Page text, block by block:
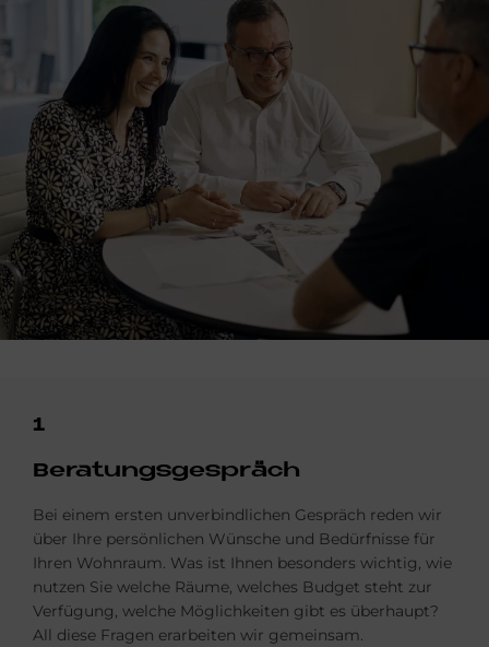
1
Be­ra­tungs­ge­spräch
Bei einem ersten unverbindlichen Gespräch reden wir
über Ihre persönlichen Wünsche und Bedürfnisse für
Ihren Wohnraum. Was ist Ihnen besonders wichtig, wie
nutzen Sie welche Räume, welches Budget steht zur
Verfügung, welche Möglichkeiten gibt es überhaupt?
All diese Fragen erarbeiten wir gemeinsam.